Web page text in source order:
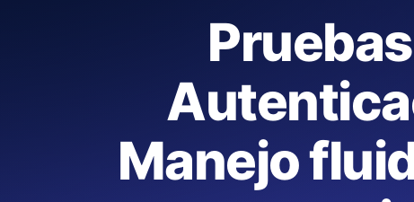
ubicaciones cloud con análisis de IA.
Load testing liderado por expertos:
los ejecutamos a escala y
Supervisión del rendimiento
Explorar categorías de
glosario
Explorar categorías de
alternativas
Manejo